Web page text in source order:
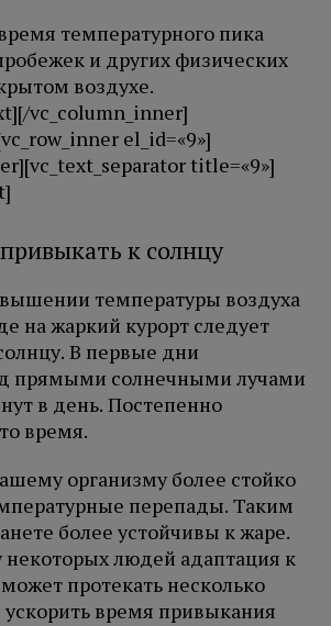
температурного пика
и других физических
воздухе.
vc_column_inner]
el_id=«9»]
title=«9»]
к солнцу
температуры воздуха
на жаркий курорт следует
В первые дни
прямыми солнечными лучами
в день. Постепенно
время.
организму более стойко
перепады. Таким
более устойчивы к жаре.
людей адаптация к
протекать несколько
время привыкания